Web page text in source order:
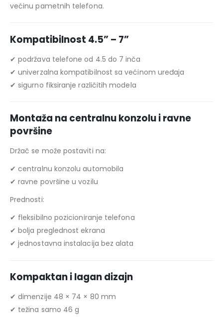
većinu pametnih telefona.
Kompatibilnost 4.5” – 7”
✔ podržava telefone od 4.5 do 7 inča
✔ univerzalna kompatibilnost sa većinom uređaja
✔ sigurno fiksiranje različitih modela
Montaža na centralnu konzolu i ravne
površine
Držač se može postaviti na:
✔ centralnu konzolu automobila
✔ ravne površine u vozilu
Prednosti:
✔ fleksibilno pozicioniranje telefona
✔ bolja preglednost ekrana
✔ jednostavna instalacija bez alata
Kompaktan i lagan dizajn
✔ dimenzije 48 × 74 × 80 mm
✔ težina samo 46 g